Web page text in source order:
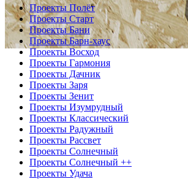
Проекты Полёт
Проекты Старт
Проекты Бани
Проекты Барн-хаус
Проекты Восход
Проекты Гармония
Проекты Дачник
Проекты Заря
Проекты Зенит
Проекты Изумрудный
Проекты Классический
Проекты Радужный
Проекты Рассвет
Проекты Солнечный
Проекты Солнечный ++
Проекты Удача